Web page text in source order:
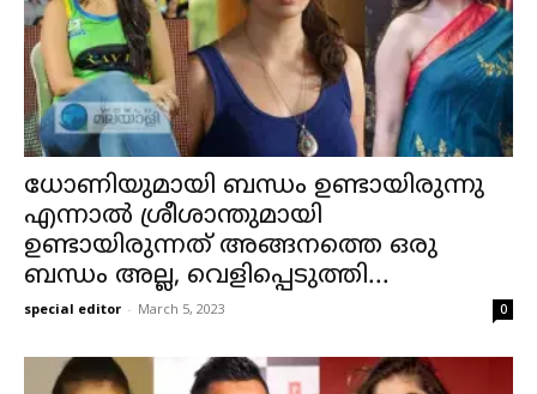
ധോണിയുമായി ബന്ധം ഉണ്ടായിരുന്നു
എന്നാൽ ശ്രീശാന്തുമായി
ഉണ്ടായിരുന്നത് അങ്ങനത്തെ ഒരു
ബന്ധം അല്ല, വെളിപ്പെടുത്തി...
special editor - March 5, 2023 0